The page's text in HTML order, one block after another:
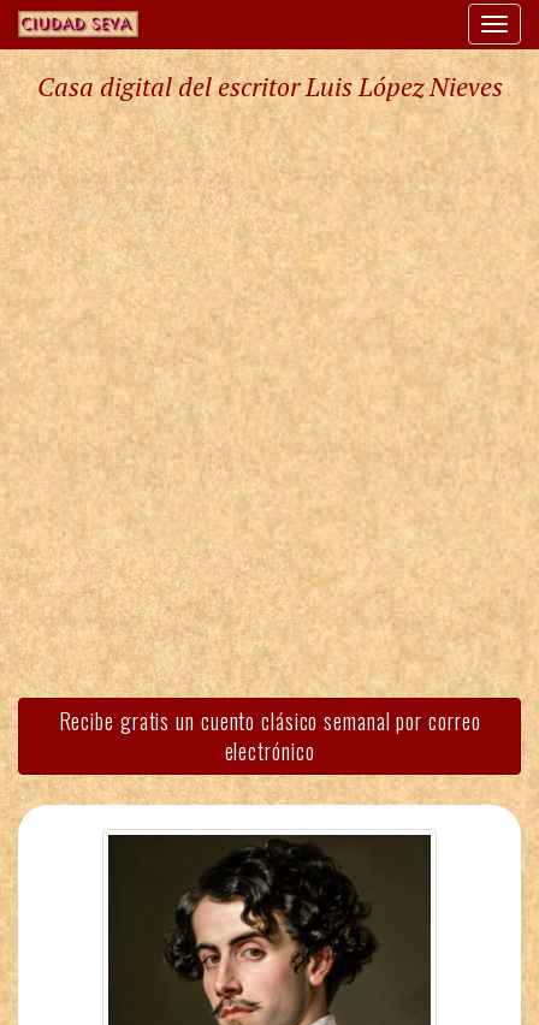
Casa digital del escritor Luis López Nieves
Recibe gratis un cuento clásico semanal por correo
electrónico